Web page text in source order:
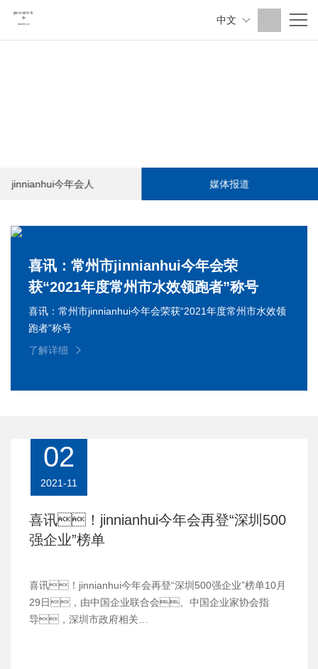
中文
jinnianhui今年会人 媒体报道
喜讯：常州市jinnianhui今年会荣
获“2021年度常州市水效领跑者”称号
喜讯：常州市jinnianhui今年会荣获“2021年度常州市水效领
跑者”称号
了解详细
喜讯！jinnianhui今年会再登“深圳500
强企业”榜单
喜讯！jinnianhui今年会再登“深圳500强企业”榜单10月
29日，由中国企业联合会、中国企业家协会指
导，深圳市政府相关…
02
2021-11